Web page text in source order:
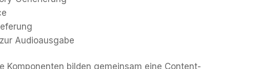
Audioausgabe
Komponenten bilden gemeinsam eine Content-